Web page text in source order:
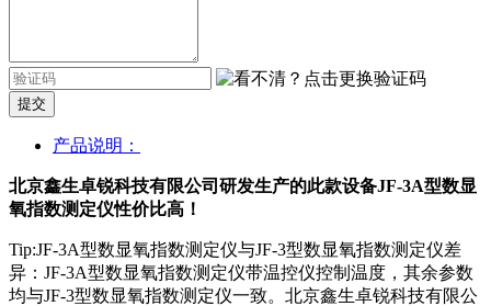
提交
产品说明：
北京鑫生卓锐科技有限公司研发生产的此款设备JF-3A型数显
氧指数测定仪性价比高！
Tip:JF-3A型数显氧指数测定仪与JF-3型数显氧指数测定仪差
异：JF-3A型数显氧指数测定仪带温控仪控制温度，其余参数
均与JF-3型数显氧指数测定仪一致。北京鑫生卓锐科技有限公